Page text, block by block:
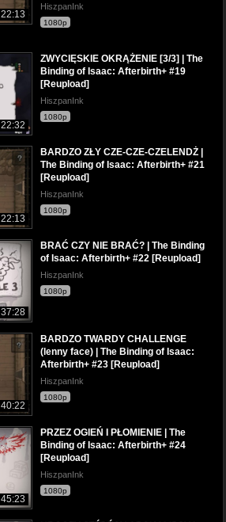
22:13
HiszpanInk
1080p
22:32
ZWYCIĘSKIE OKRĄŻENIE [3/3] | The
Binding of Isaac: Afterbirth+ #19
[Reupload]
HiszpanInk
1080p
22:13
BARDZO ZŁY CZE-CZE-CZELENDŻ |
The Binding of Isaac: Afterbirth+ #21
[Reupload]
HiszpanInk
1080p
37:28
BRAĆ CZY NIE BRAĆ? | The Binding
of Isaac: Afterbirth+ #22 [Reupload]
HiszpanInk
1080p
40:22
BARDZO TWARDY CHALLENGE
(lenny face) | The Binding of Isaac:
Afterbirth+ #23 [Reupload]
HiszpanInk
1080p
45:23
PRZEZ OGIEŃ I PŁOMIENIE | The
Binding of Isaac: Afterbirth+ #24
[Reupload]
HiszpanInk
1080p